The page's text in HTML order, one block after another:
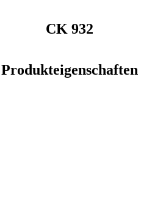
CK 932
Produkteigenschaften